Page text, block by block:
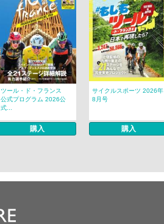
ツール・ド・フランス
公式プログラム 2026公
式...
購入
サイクルスポーツ 2026年
8月号
購入